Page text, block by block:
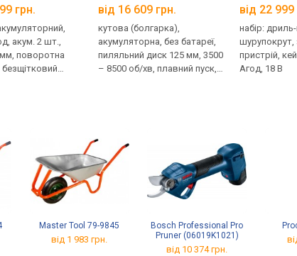
грн.
акум. 2 шт.,
поворотна
від 16 609 грн.
кутова (болгарка),
акумуляторна, без батареї,
пиляльний диск 125 мм, 3500
– 8500 об/хв, плавний пуск,
від 22 999
набір:
шурупокрут,
пристрій,
Агод, 18 В
Master Tool 79-9845
від 1 983 грн.
Bosch Professional Pro
Pruner (06019K1021)
від 10 374 грн.